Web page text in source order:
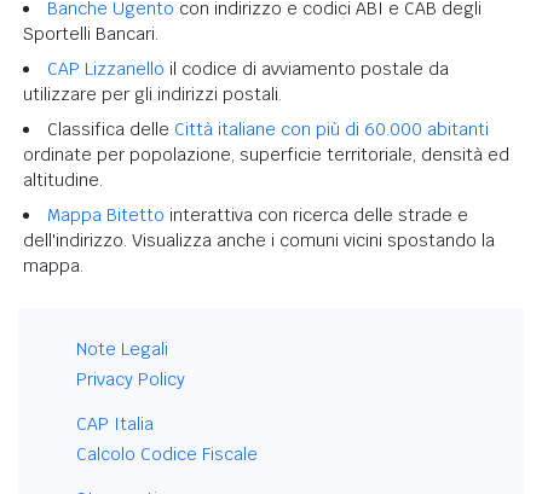
Banche Ugento con indirizzo e codici ABI e CAB degli
Sportelli Bancari.
CAP Lizzanello il codice di avviamento postale da
utilizzare per gli indirizzi postali.
Classifica delle Città italiane con più di 60.000 abitanti
ordinate per popolazione, superficie territoriale, densità ed
altitudine.
Mappa Bitetto interattiva con ricerca delle strade e
dell'indirizzo. Visualizza anche i comuni vicini spostando la
mappa.
Note Legali
Privacy Policy
CAP Italia
Calcolo Codice Fiscale